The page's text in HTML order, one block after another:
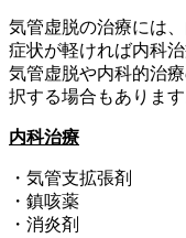
気管虚脱の治療には
症状が軽ければ内科
気管虚脱や内科的治
択する場合もあります
内科治療
・気管支拡張剤
・鎮咳薬
・消炎剤